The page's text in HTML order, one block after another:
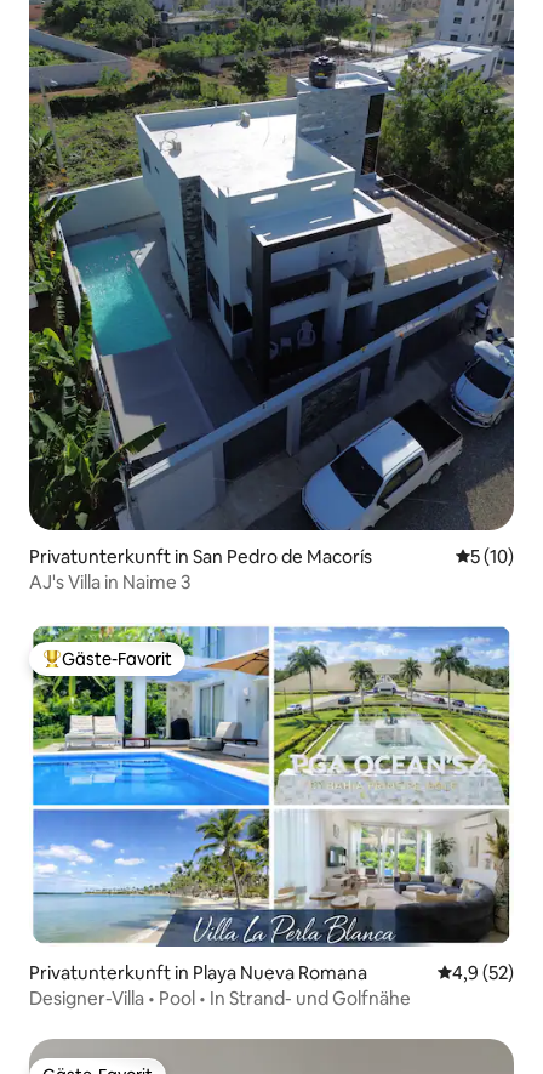
Privatunterkunft in San Pedro de Macorís
5 (10)
AJ's Villa in Naime 3
Beliebter Gäste-Favorit.
Gäste-Favorit
Privatunterkunft in Playa Nueva Romana
4,9 (52)
Designer-Villa • Pool • In Strand- und Golfnähe